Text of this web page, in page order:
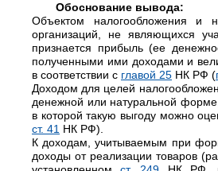
Обоснование вывода:
Объектом налогообложения и
организаций, не являющихся
признается прибыль (ее
полученными ими доходами и
в соответствии с главой 25 НК РФ (
Доходом для целей
денежной или натуральной
в которой такую выгоду можно
ст. 41 НК РФ).
К доходам, учитываемым при
доходы от реализации товаров